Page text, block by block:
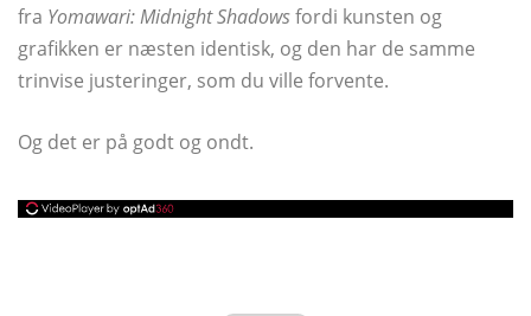
fra Yomawari: Midnight Shadowsfordi kunsten og
grafikken er næsten identisk, og den har de samme
trinvise justeringer, som du ville forvente.
Og det er på godt og ondt.